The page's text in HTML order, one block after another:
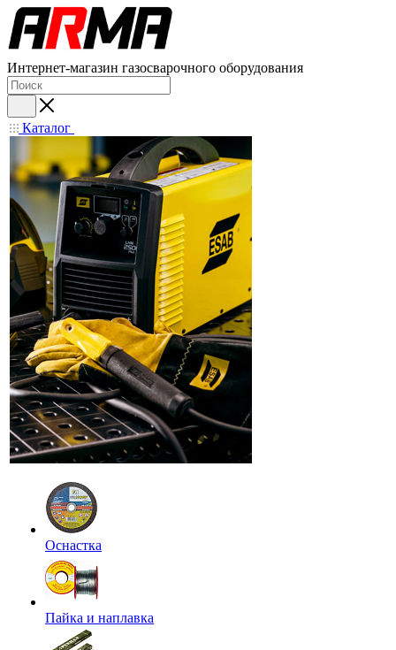
Интернет-магазин газосварочного оборудования
Каталог
Оснастка
Пайка и наплавка